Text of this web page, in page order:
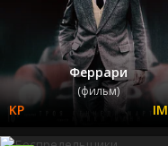
Феррари
(фильм)